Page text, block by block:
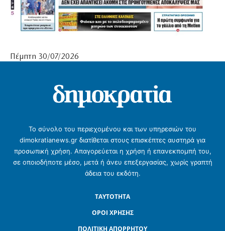
Πέμπτη 30/07/2026
Το σύνολο του περιεχομένου και των υπηρεσιών του
dimokratianews.gr διατίθεται στους επισκέπτες αυστηρά για
προσωπική χρήση. Απαγορεύεται η χρήση ή επανεκπομπή του,
σε οποιοδήποτε μέσο, μετά ή άνευ επεξεργασίας, χωρίς γραπτή
άδεια του εκδότη.
ΤΑΥΤΟΤΗΤΑ
ΟΡΟΙ ΧΡΗΣΗΣ
ΠΟΛΙΤΙΚΗ ΑΠΟΡΡΗΤΟΥ